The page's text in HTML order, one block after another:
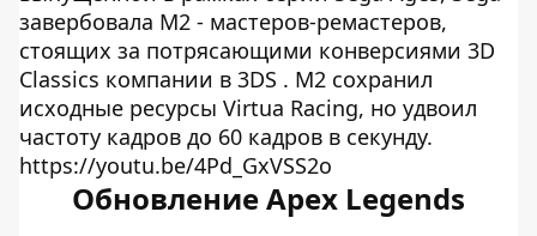
завербовала M2 - мастеров-ремастеров,
стоящих за потрясающими конверсиями 3D
Classics компании в 3DS . M2 сохранил
исходные ресурсы Virtua Racing, но удвоил
частоту кадров до 60 кадров в секунду.
https://youtu.be/4Pd_GxVSS2o
Обновление Apex Legends